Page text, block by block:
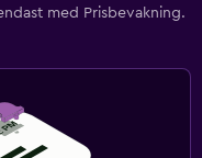
med Prisbevakning.